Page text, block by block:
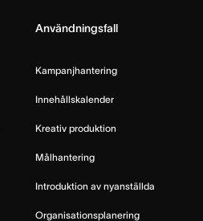
Användningsfall
Kampanjhantering
Innehållskalender
Kreativ produktion
Målhantering
Introduktion av nyanställda
Organisationsplanering